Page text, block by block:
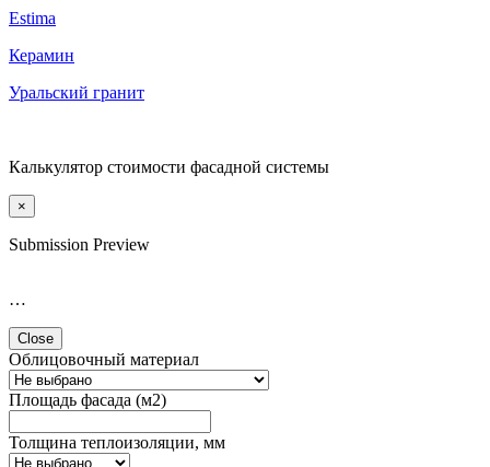
Estima
Керамин
Уральский гранит
Калькулятор стоимости фасадной системы
×
Submission Preview
…
Close
Облицовочный материал
Площадь фасада (м2)
Толщина теплоизоляции, мм